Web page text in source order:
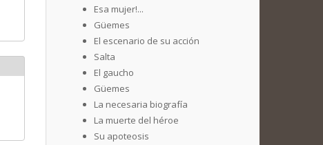
Esa mujer!...
Güemes
El escenario de su acción
Salta
El gaucho
Güemes
La necesaria biografía
La muerte del héroe
Su apoteosis